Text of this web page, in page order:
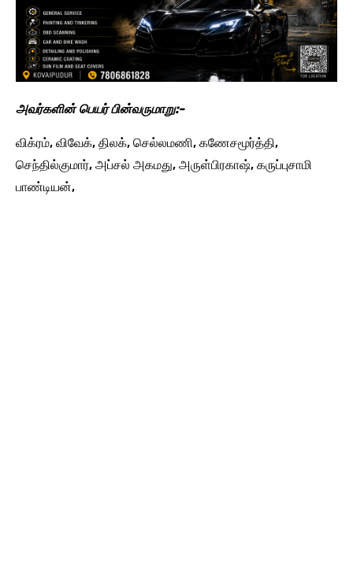
அவர்களின் பெயர் பின்வருமாறு:-
விக்ரம், விவேக், திலக், செல்லமணி, கணேசமூர்த்தி,
செந்தில்குமார், அப்சல் அகமது, அருள்பிரகாஷ், கருப்புசாமி
பாண்டியன்,